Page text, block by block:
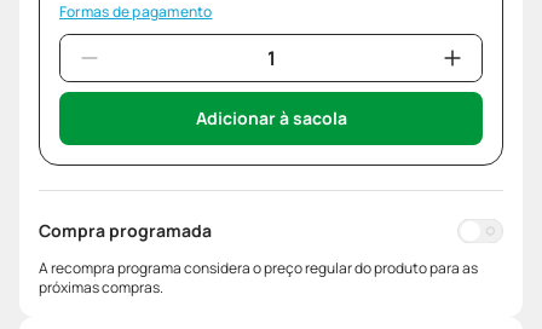
Formas de pagamento
Adicionar à sacola
Compra programada
A recompra programa considera o preço regular do produto para as
próximas compras.